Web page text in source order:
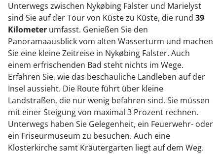
Unterwegs zwischen Nykøbing Falster und Marielyst
sind Sie auf der Tour von Küste zu Küste, die rund 39
Kilometer umfasst. Genießen Sie den
Panoramaausblick vom alten Wasserturm und machen
Sie eine kleine Zeitreise in Nykøbing Falster. Auch
einem erfrischenden Bad steht nichts im Wege.
Erfahren Sie, wie das beschauliche Landleben auf der
Insel aussieht. Die Route führt über kleine
Landstraßen, die nur wenig befahren sind. Sie müssen
mit einer Steigung von maximal 3 Prozent rechnen.
Unterwegs haben Sie Gelegenheit, ein Feuerwehr- oder
ein Friseurmuseum zu besuchen. Auch eine
Klosterkirche samt Kräutergarten liegt auf dem Weg.